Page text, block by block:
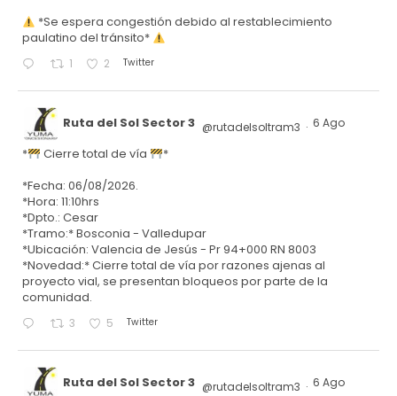
*Se espera congestión debido al restablecimiento
paulatino del tránsito*
1 2 Twitter
Ruta del Sol Sector 3 @rutadelsoltram3 · 6 Ago
* Cierre total de vía
*
*Fecha: 06/08/2026.
*Hora: 11:10hrs
*Dpto.: Cesar
*Tramo:* Bosconia - Valledupar
*Ubicación: Valencia de Jesús - Pr 94+000 RN 8003
*Novedad:* Cierre total de vía por razones ajenas al
proyecto vial, se presentan bloqueos por parte de la
comunidad.
3 5 Twitter
Ruta del Sol Sector 3 @rutadelsoltram3 · 6 Ago